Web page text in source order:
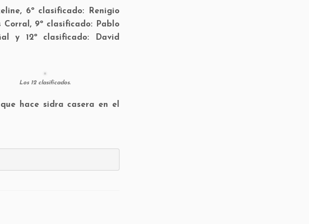
6º clasificado: Renigio
Corral, 9º clasificado: Pablo
y 12º clasificado: David
Los 12 clasificados.
hace sidra casera en el